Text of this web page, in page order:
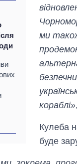
ми
кораблі»
Кулеба
буде